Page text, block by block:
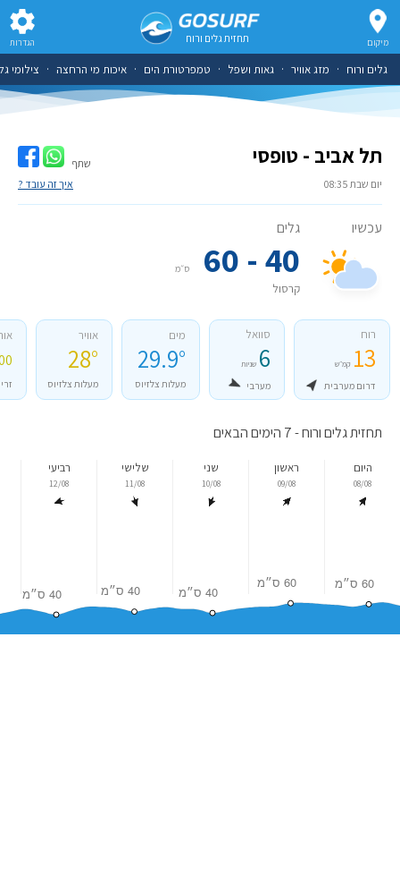
הגדרות תחזית גלים ורוח מיקום
גלים ורוח · מזג אוויר · גאות ושפל · טמפרטורת הים · איכות מי הרחצה · צילומי
תל אביב - טופסי
שתף
יום שבת 08:35
איך זה עובד ?
גלים עכשיו
40 - 60 ס״מ
קרסול
רוח
13 קמ״ש
דרום מערבית
סוואל
6 שניות
מערבי
מים
29.9°
מעלות צלזיוס
אוויר
28°
מעלות צלזיוס
תחזית גלים ורוח - 7 הימים הבאים
היום
08/08
ראשון
09/08
שני
10/08
שלישי
11/08
רביעי
12/08